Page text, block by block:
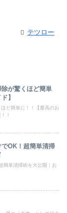
テツロー
が驚くほど簡単
】
ど簡単に！！【最高のお
！
でOK！超簡単清掃
簡単清掃術を大公開｜お